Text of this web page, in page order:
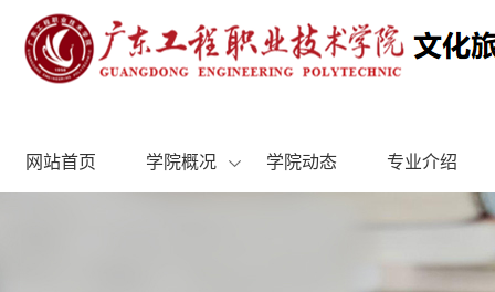
网站首页 学院概况 学院动态 专业介绍